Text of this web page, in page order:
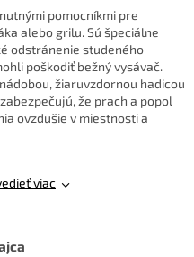
pomocníkmi pre
alebo grilu. Sú špeciálne
odstránenie studeného
poškodiť bežný vysávač.
žiaruvzdornou hadicou
že prach a popol
ovzdušie v miestnosti a
viac